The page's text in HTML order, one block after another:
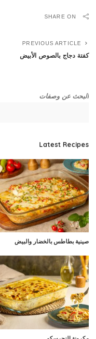
SHARE ON
PREVIOUS ARTICLE
كفتة دجاج بالصوص الأبيض
البحث عن وصفات
Latest Recipes
صينية بطاطس بالخضار والبيض